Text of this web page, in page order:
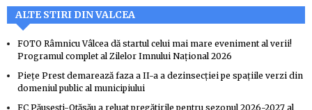
ALTE STIRI DIN VALCEA
FOTO Râmnicu Vâlcea dă startul celui mai mare eveniment al verii!
Programul complet al Zilelor Imnului Național 2026
Piețe Prest demarează faza a II-a a dezinsecției pe spațiile verzi din
domeniul public al municipiului
FC Păușești-Otăsău a reluat pregătirile pentru sezonul 2026-2027 al